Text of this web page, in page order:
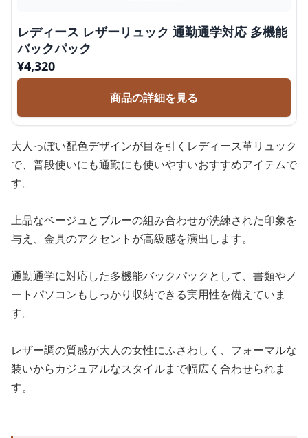
レディース レザーリュック 通勤通学対応 多機能
バックパック
¥4,320
商品の詳細を見る
大人っぽい配色デザインが目を引くレディース革リュック
で、普段使いにも通勤にも使いやすいおすすめアイテムで
す。
上品なベージュとブルーの組み合わせが洗練された印象を
与え、金具のアクセントが高級感を演出します。
通勤通学に対応した多機能バックパックとして、書類やノ
ートパソコンもしっかり収納できる実用性を備えていま
す。
レザー調の質感が大人の女性にふさわしく、フォーマルな
装いからカジュアルなスタイルまで幅広く合わせられま
す。